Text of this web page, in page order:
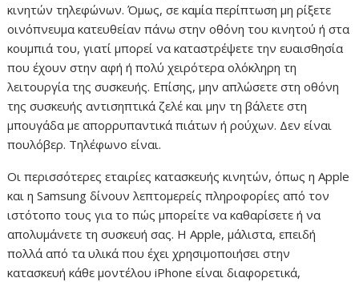
κινητών τηλεφώνων. Όμως, σε καμία περίπτωση μη ρίξετε
οινόπνευμα κατευθείαν πάνω στην οθόνη του κινητού ή στα
κουμπιά του, γιατί μπορεί να καταστρέψετε την ευαισθησία
που έχουν στην αφή ή πολύ χειρότερα ολόκληρη τη
λειτουργία της συσκευής. Επίσης, μην απλώσετε στη οθόνη
της συσκευής αντισηπτικά ζελέ και μην τη βάλετε στη
μπουγάδα με απορρυπαντικά πιάτων ή ρούχων. Δεν είναι
πουλόβερ. Τηλέφωνο είναι.
Οι περισσότερες εταιρίες κατασκευής κινητών, όπως η Apple
και η Samsung δίνουν λεπτομερείς πληροφορίες από τον
ιστότοπο τους για το πώς μπορείτε να καθαρίσετε ή να
απολυμάνετε τη συσκευή σας. Η Apple, μάλιστα, επειδή
πολλά από τα υλικά που έχει χρησιμοποιήσει στην
κατασκευή κάθε μοντέλου iPhone είναι διαφορετικά,